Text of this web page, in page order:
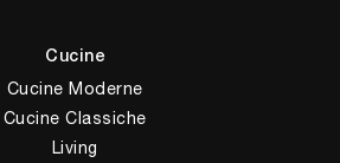
Cucine
Cucine Moderne
Cucine Classiche
Living